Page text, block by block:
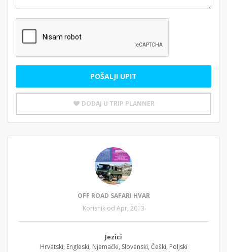
POŠALJI UPIT
DODAJ U TRIP PLANNER
OFF ROAD SAFARI HVAR
Korisnik od Apr, 2013
Jezici
Hrvatski, Engleski, Njemački, Slovenski, Češki, Poljski